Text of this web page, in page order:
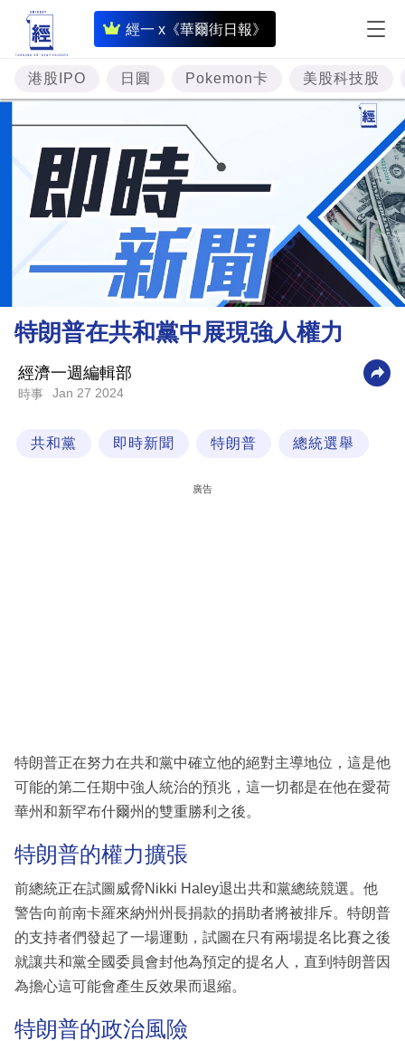
經一 x《華爾街日報》
即
時
財
經
專
題
投
資
樓
市
財
商
業
技
閱
專
區
港股IPO 日圓 Pokemon卡 美股科技股
特朗普在共和黨中展現強人權力
經濟一週編輯部
時事 Jan 27 2024
共和黨 即時新聞 特朗普 總統選舉
廣告
特朗普正在努力在共和黨中確立他的絕對主導地位，這是他
可能的第二任期中強人統治的預兆，這一切都是在他在愛荷
華州和新罕布什爾州的雙重勝利之後。
特朗普的權力擴張
前總統正在試圖威脅Nikki Haley退出共和黨總統競選。他
警告向前南卡羅來納州州長捐款的捐助者將被排斥。特朗普
的支持者們發起了一場運動，試圖在只有兩場提名比賽之後
就讓共和黨全國委員會封他為預定的提名人，直到特朗普因
為擔心這可能會產生反效果而退縮。
特朗普的政治風險